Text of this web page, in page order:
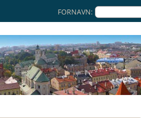
FORNAVN: